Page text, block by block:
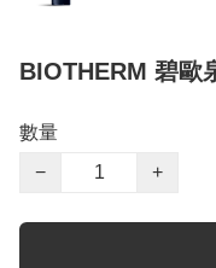
BIOTHERM 碧歐
數量
−
+